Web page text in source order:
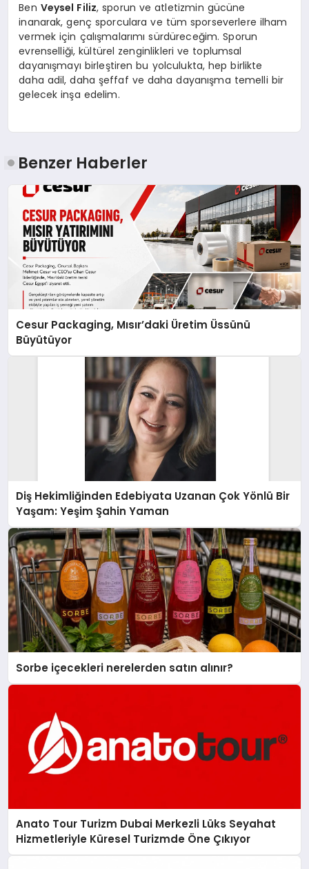
Ben Veysel Filiz, sporun ve atletizmin gücüne
inanarak, genç sporculara ve tüm sporseverlere ilham
vermek için çalışmalarımı sürdüreceğim. Sporun
evrenselliği, kültürel zenginlikleri ve toplumsal
dayanışmayı birleştiren bu yolculukta, hep birlikte
daha adil, daha şeffaf ve daha dayanışma temelli bir
gelecek inşa edelim.
Benzer Haberler
Cesur Packaging, Mısır’daki Üretim Üssünü
Büyütüyor
Diş Hekimliğinden Edebiyata Uzanan Çok Yönlü Bir
Yaşam: Yeşim Şahin Yaman
Sorbe içecekleri nerelerden satın alınır?
Anato Tour Turizm Dubai Merkezli Lüks Seyahat
Hizmetleriyle Küresel Turizmde Öne Çıkıyor